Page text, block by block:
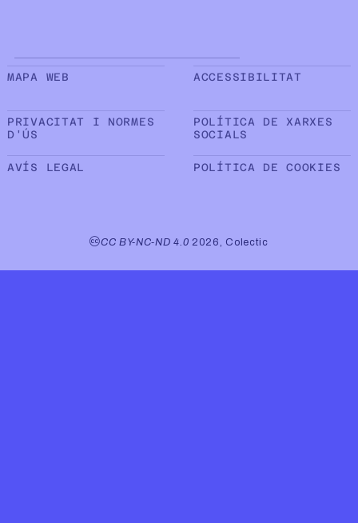
Sub peu de pàgina
MAPA WEB ACCESSIBILITAT
PRIVACITAT I NORMES
D'ÚS
POLÍTICA DE XARXES
SOCIALS
AVÍS LEGAL POLÍTICA DE COOKIES
CC BY-NC-ND 4.0 2026, Colectic